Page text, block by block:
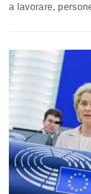
a lavorare,
domani puoi
L’opinione di